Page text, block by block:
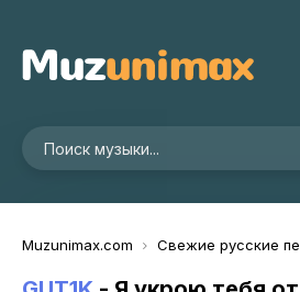
Muzunimax.com Свежие русские